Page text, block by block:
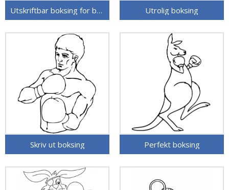
Utskriftbar boksing for barn Utrolig boksing
Skriv ut boksing Perfekt boksing